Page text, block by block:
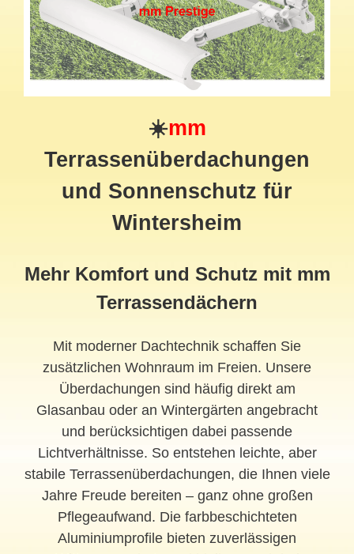
☀️mm
Terrassenüberdachungen
und Sonnenschutz für
Wintersheim
Mehr Komfort und Schutz mit mm
Terrassendächern
Mit moderner Dachtechnik schaffen Sie
zusätzlichen Wohnraum im Freien. Unsere
Überdachungen sind häufig direkt am
Glasanbau oder an Wintergärten angebracht
und berücksichtigen dabei passende
Lichtverhältnisse. So entstehen leichte, aber
stabile Terrassenüberdachungen, die Ihnen viele
Jahre Freude bereiten – ganz ohne großen
Pflegeaufwand. Die farbbeschichteten
Aluminiumprofile bieten zuverlässigen